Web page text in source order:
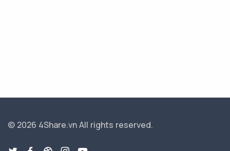
© 2026 4Share.vnAll rights reserved.